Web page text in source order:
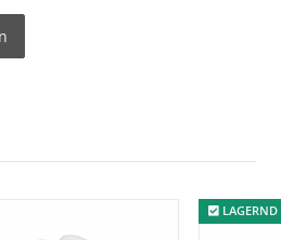
Vergleich LAGERND